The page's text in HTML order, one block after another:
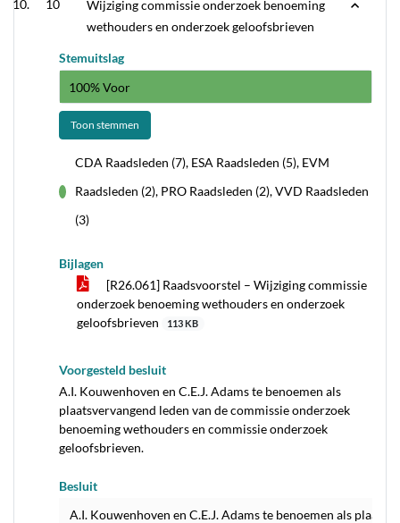
10
Wijziging commissie onderzoek benoeming
wethouders en onderzoek geloofsbrieven
Stemuitslag
100% Voor
Toon stemmen
CDA Raadsleden (7), ESA Raadsleden (5), EVM
Raadsleden (2), PRO Raadsleden (2), VVD Raadsleden
(3)
Bijlagen
[R26.061] Raadsvoorstel – Wijziging commissie
onderzoek benoeming wethouders en onderzoek
geloofsbrieven
113 KB
Voorgesteld besluit
A.I. Kouwenhoven en C.E.J. Adams te benoemen als
plaatsvervangend leden van de commissie onderzoek
benoeming wethouders en commissie onderzoek
geloofsbrieven.
Besluit
A.I. Kouwenhoven en C.E.J. Adams te benoemen als